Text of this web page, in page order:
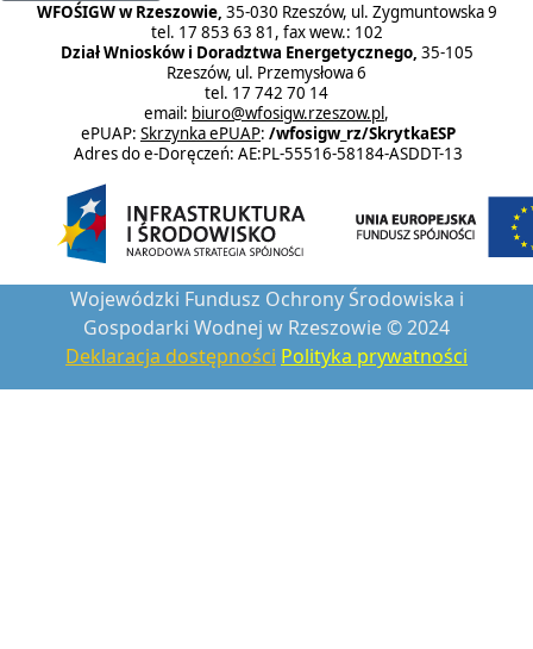
WFOŚIGW w Rzeszowie, 35-030 Rzeszów, ul. Zygmuntowska 9
tel. 17 853 63 81, fax wew.: 102
Dział Wniosków i Doradztwa Energetycznego, 35-105
Rzeszów, ul. Przemysłowa 6
tel. 17 742 70 14
email: biuro@wfosigw.rzeszow.pl,
ePUAP: Skrzynka ePUAP: /wfosigw_rz/SkrytkaESP
Adres do e-Doręczeń: AE:PL-55516-58184-ASDDT-13
Wojewódzki Fundusz Ochrony Środowiska i
Gospodarki Wodnej w Rzeszowie © 2024
Deklaracja dostępności Polityka prywatności